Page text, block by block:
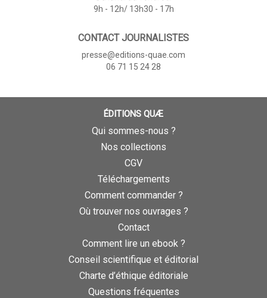
9h - 12h/ 13h30 - 17h
CONTACT JOURNALISTES
presse@editions-quae.com
06 71 15 24 28
ÉDITIONS QUÆ
Qui sommes-nous ?
Nos collections
CGV
Téléchargements
Comment commander ?
Où trouver nos ouvrages ?
Contact
Comment lire un ebook ?
Conseil scientifique et éditorial
Charte d’éthique éditoriale
Questions fréquentes